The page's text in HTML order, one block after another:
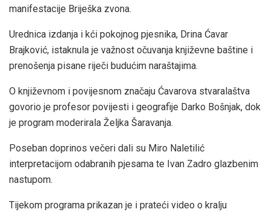
manifestacije Briješka zvona.
Urednica izdanja i kći pokojnog pjesnika, Drina Ćavar
Brajković, istaknula je važnost očuvanja književne baštine i
prenošenja pisane riječi budućim naraštajima.
O književnom i povijesnom značaju Ćavarova stvaralaštva
govorio je profesor povijesti i geografije Darko Bošnjak, dok
je program moderirala Željka Šaravanja.
Poseban doprinos večeri dali su Miro Naletilić
interpretacijom odabranih pjesama te Ivan Zadro glazbenim
nastupom.
Tijekom programa prikazan je i prateći video o kralju